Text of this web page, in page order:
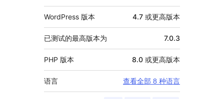
WordPress 版本 4.7 或更高版本
已测试的最高版本为 7.0.3
PHP 版本 8.0 或更高版本
语言 查看全部 8 种语言